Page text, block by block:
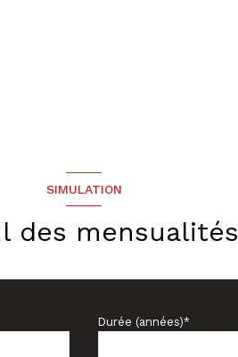
SIMULATION
des mensualités
Durée (années)*